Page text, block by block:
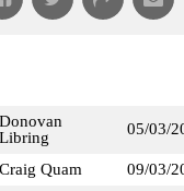
Donovan
Libring
05/03/
Craig Quam 09/03/